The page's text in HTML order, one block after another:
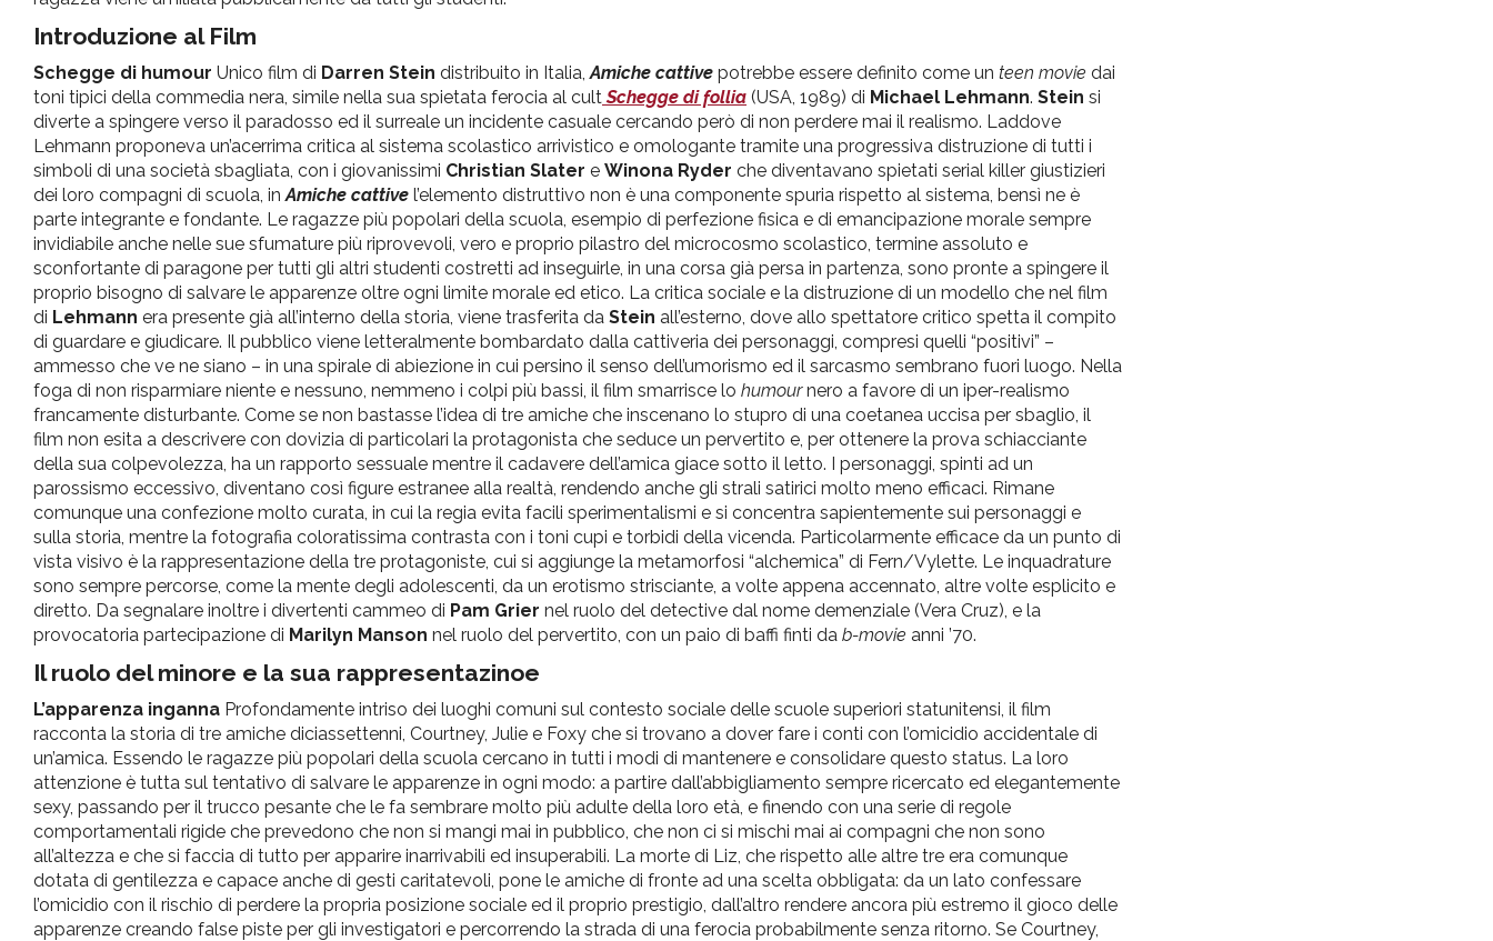
Introduzione al Film
Schegge di humour Unico film di Darren Stein distribuito in Italia, Amiche cattive potrebbe essere definito come un teen movie dai
toni tipici della commedia nera, simile nella sua spietata ferocia al cult Schegge di follia (USA, 1989) di Michael Lehmann. Stein si
diverte a spingere verso il paradosso ed il surreale un incidente casuale cercando però di non perdere mai il realismo. Laddove
Lehmann proponeva un’acerrima critica al sistema scolastico arrivistico e omologante tramite una progressiva distruzione di tutti i
simboli di una società sbagliata, con i giovanissimi Christian Slater e Winona Ryder che diventavano spietati serial killer giustizieri
dei loro compagni di scuola, in Amiche cattive l’elemento distruttivo non è una componente spuria rispetto al sistema, bensì ne è
parte integrante e fondante. Le ragazze più popolari della scuola, esempio di perfezione fisica e di emancipazione morale sempre
invidiabile anche nelle sue sfumature più riprovevoli, vero e proprio pilastro del microcosmo scolastico, termine assoluto e
sconfortante di paragone per tutti gli altri studenti costretti ad inseguirle, in una corsa già persa in partenza, sono pronte a spingere il
proprio bisogno di salvare le apparenze oltre ogni limite morale ed etico. La critica sociale e la distruzione di un modello che nel film
di Lehmann era presente già all’interno della storia, viene trasferita da Stein all’esterno, dove allo spettatore critico spetta il compito
di guardare e giudicare. Il pubblico viene letteralmente bombardato dalla cattiveria dei personaggi, compresi quelli “positivi” –
ammesso che ve ne siano – in una spirale di abiezione in cui persino il senso dell’umorismo ed il sarcasmo sembrano fuori luogo. Nella
foga di non risparmiare niente e nessuno, nemmeno i colpi più bassi, il film smarrisce lo humournero a favore di un iper-realismo
francamente disturbante. Come se non bastasse l’idea di tre amiche che inscenano lo stupro di una coetanea uccisa per sbaglio, il
film non esita a descrivere con dovizia di particolari la protagonista che seduce un pervertito e, per ottenere la prova schiacciante
della sua colpevolezza, ha un rapporto sessuale mentre il cadavere dell’amica giace sotto il letto. I personaggi, spinti ad un
parossismo eccessivo, diventano così figure estranee alla realtà, rendendo anche gli strali satirici molto meno efficaci. Rimane
comunque una confezione molto curata, in cui la regia evita facili sperimentalismi e si concentra sapientemente sui personaggi e
sulla storia, mentre la fotografia coloratissima contrasta con i toni cupi e torbidi della vicenda. Particolarmente efficace da un punto di
vista visivo è la rappresentazione della tre protagoniste, cui si aggiunge la metamorfosi “alchemica” di Fern/Vylette. Le inquadrature
sono sempre percorse, come la mente degli adolescenti, da un erotismo strisciante, a volte appena accennato, altre volte esplicito e
diretto. Da segnalare inoltre i divertenti cammeo di Pam Grier nel ruolo del detective dal nome demenziale (Vera Cruz), e la
provocatoria partecipazione di Marilyn Manson nel ruolo del pervertito, con un paio di baffi finti da b-movie anni ’70.
Il ruolo del minore e la sua rappresentazinoe
L’apparenza inganna Profondamente intriso dei luoghi comuni sul contesto sociale delle scuole superiori statunitensi, il film
racconta la storia di tre amiche diciassettenni, Courtney, Julie e Foxy che si trovano a dover fare i conti con l’omicidio accidentale di
un’amica. Essendo le ragazze più popolari della scuola cercano in tutti i modi di mantenere e consolidare questo status. La loro
attenzione è tutta sul tentativo di salvare le apparenze in ogni modo: a partire dall’abbigliamento sempre ricercato ed elegantemente
sexy, passando per il trucco pesante che le fa sembrare molto più adulte della loro età, e finendo con una serie di regole
comportamentali rigide che prevedono che non si mangi mai in pubblico, che non ci si mischi mai ai compagni che non sono
all’altezza e che si faccia di tutto per apparire inarrivabili ed insuperabili. La morte di Liz, che rispetto alle altre tre era comunque
dotata di gentilezza e capace anche di gesti caritatevoli, pone le amiche di fronte ad una scelta obbligata: da un lato confessare
l’omicidio con il rischio di perdere la propria posizione sociale ed il proprio prestigio, dall’altro rendere ancora più estremo il gioco delle
apparenze creando false piste per gli investigatori e percorrendo la strada di una ferocia probabilmente senza ritorno. Se Courtney,